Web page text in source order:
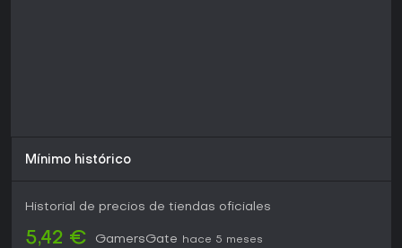
Mínimo histórico
Historial de precios de tiendas oficiales
5,42 € GamersGate
hace 5 meses